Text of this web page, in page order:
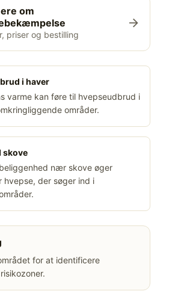
om
priser og bestilling
arrow_forward
i haver
varme kan føre til hvepseudbrud i
områder.
skove
nær skove øger
hvepse, der søger ind i
for at identificere